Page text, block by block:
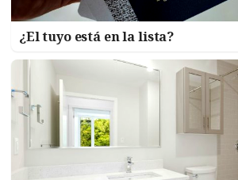
¿El tuyo está en la lista?